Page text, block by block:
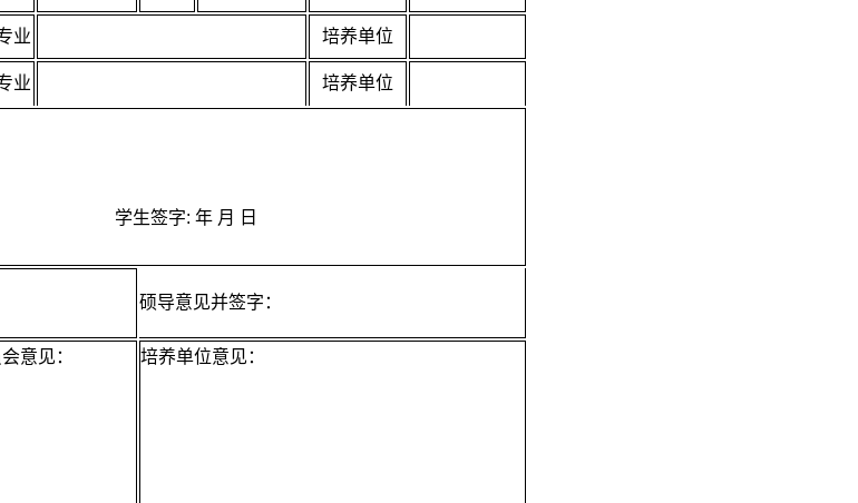
业 培养单位
业 培养单位
学生签字: 年 月 日
硕导意见并签字：
意见： 培养单位意见：